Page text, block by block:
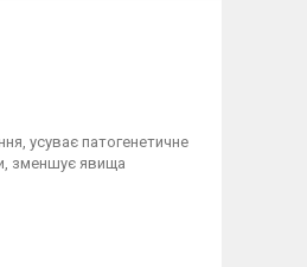
усуває патогенетичне
зменшує явища